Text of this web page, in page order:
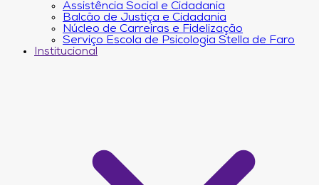
Assistência Social e Cidadania
Balcão de Justiça e Cidadania
Núcleo de Carreiras e Fidelização
Serviço Escola de Psicologia Stella de Faro
Institucional